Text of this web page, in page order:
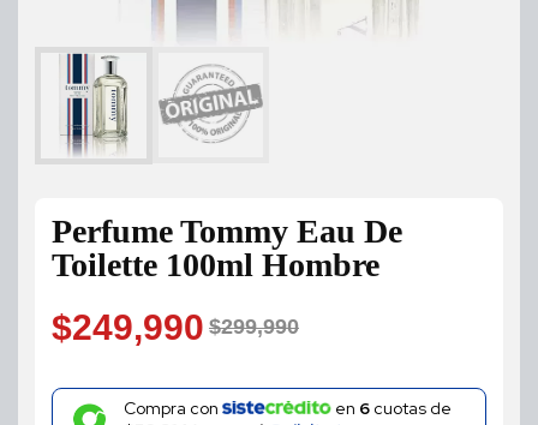
Perfume Tommy Eau De
Toilette 100ml Hombre
$299,990
Original
price
$249,990
Current
priceCompra con en 6cuotas de